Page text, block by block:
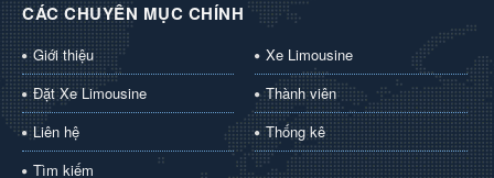
CÁC CHUYÊN MỤC CHÍNH
Giới thiệu
Xe Limousine
Đặt Xe Limousine
Thành viên
Liên hệ
Thống kê
Tìm kiếm